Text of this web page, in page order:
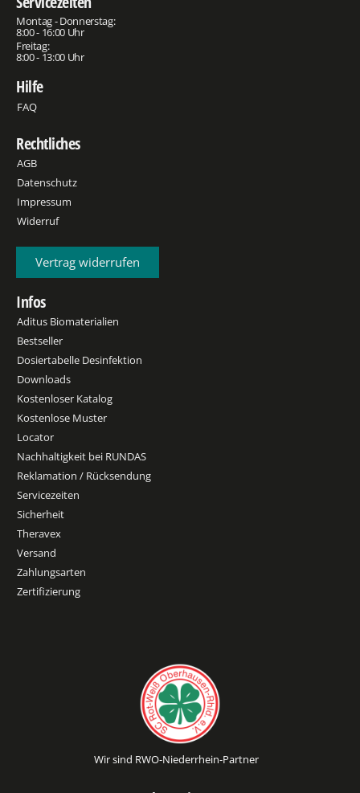
Montag - Donnerstag:
8:00 - 16:00 Uhr
Freitag:
8:00 - 13:00 Uhr
Hilfe
FAQ
Rechtliches
AGB
Datenschutz
Impressum
Widerruf
Vertrag widerrufen
Infos
Aditus Biomaterialien
Bestseller
Dosiertabelle Desinfektion
Downloads
Kostenloser Katalog
Kostenlose Muster
Locator
Nachhaltigkeit bei RUNDAS
Reklamation / Rücksendung
Servicezeiten
Sicherheit
Theravex
Versand
Zahlungsarten
Zertifizierung
Wir sind RWO-Niederrhein-Partner